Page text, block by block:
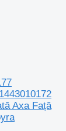
Axa Față